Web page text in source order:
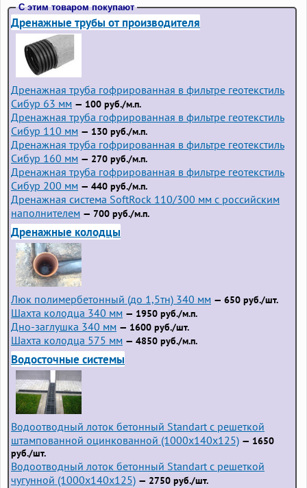
С этим товаром покупают
Дренажные трубы от производителя
Дренажная труба гофрированная в фильтре геотекстиль
Сибур 63 мм — 100 руб./м.п.
Дренажная труба гофрированная в фильтре геотекстиль
Сибур 110 мм — 130 руб./м.п.
Дренажная труба гофрированная в фильтре геотекстиль
Сибур 160 мм — 270 руб./м.п.
Дренажная труба гофрированная в фильтре геотекстиль
Сибур 200 мм — 440 руб./м.п.
Дренажная система SoftRock 110/300 мм с российским
наполнителем — 700 руб./м.п.
Дренажные колодцы
Люк полимербетонный (до 1,5тн) 340 мм — 650 руб./шт.
Шахта колодца 340 мм — 1950 руб./м.п.
Дно-заглушка 340 мм — 1600 руб./шт.
Шахта колодца 575 мм — 4850 руб./м.п.
Водосточные системы
Водоотводный лоток бетонный Standart с решеткой
штампованной оцинкованной (1000x140x125) — 1650
руб./шт.
Водоотводный лоток бетонный Standart с решеткой
чугунной (1000x140x125) — 2750 руб./шт.